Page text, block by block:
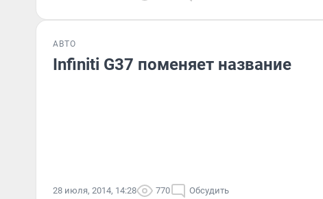
АВТО
Infiniti G37 поменяет название
28 июля, 2014, 14:28 770 Обсудить